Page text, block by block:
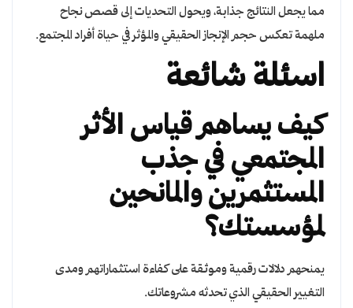
مما يجعل النتائج جذابة، ويحول التحديات إلى قصص نجاح
ملهمة تعكس حجم الإنجاز الحقيقي والمؤثر في حياة أفراد المجتمع.
اسئلة شائعة
كيف يساهم قياس الأثر
المجتمعي في جذب
المستثمرين والمانحين
لمؤسستك؟
يمنحهم دلالات رقمية وموثقة على كفاءة استثماراتهم ومدى
التغيير الحقيقي الذي تحدثه مشروعاتك.